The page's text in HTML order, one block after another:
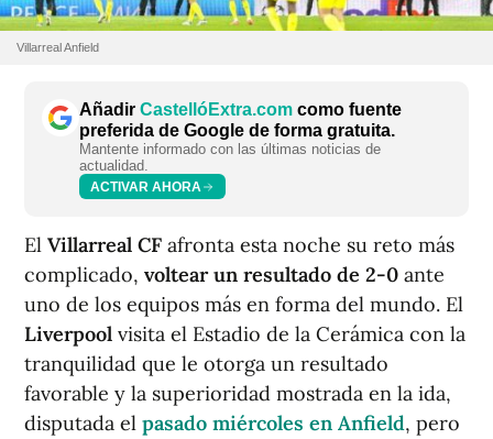
Villarreal Anfield
Añadir CastellóExtra.com como fuente
preferida de Google de forma gratuita.
Mantente informado con las últimas noticias de
actualidad.
ACTIVAR AHORA
El Villarreal CF afronta esta noche su reto más
complicado, voltear un resultado de 2-0 ante
uno de los equipos más en forma del mundo. El
Liverpool visita el Estadio de la Cerámica con la
tranquilidad que le otorga un resultado
favorable y la superioridad mostrada en la ida,
disputada el pasado miércoles en Anfield, pero